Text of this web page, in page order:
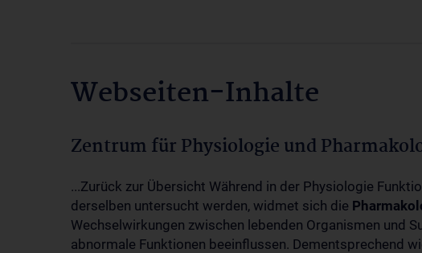
Webseiten-Inhalte
Zentrum für Physiologie und
...Zurück zur Übersicht Während in der Physiologie
derselben untersucht werden, widmet sich die
Wechselwirkungen zwischen lebenden Organismen und
abnormale Funktionen beeinflussen. Dementsprechend